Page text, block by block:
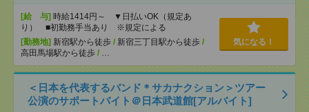
[給 与] 時給1414円～ ▼日払いOK（規定あ
り） ■初勤務手当あり ※規定による
[勤務地] 新宿駅から徒歩 / 新宿三丁目駅から徒歩 /
高田馬場駅から徒歩 / …
気になる！
＜日本を代表するバンド＊サカナクション＞ツアー
公演のサポートバイト＠日本武道館[アルバイト]